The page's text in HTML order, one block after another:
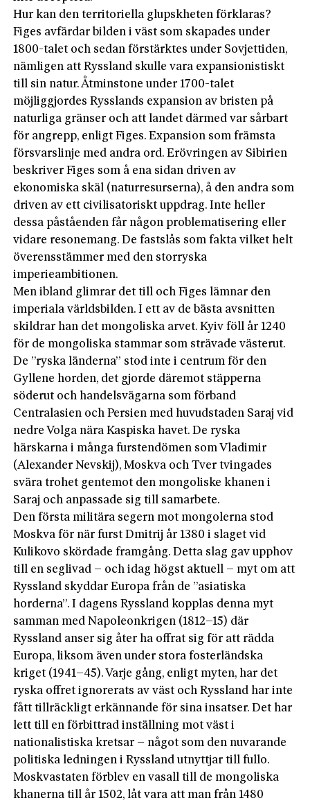
Hur kan den territoriella glupskheten förklaras?
Figes avfärdar bilden i väst som skapades under
1800-talet och sedan förstärktes under Sovjet­tiden,
nämligen att Ryssland skulle vara expansionistiskt
till sin natur. Åtminstone under 1700-talet
möjliggjordes Rysslands expansion av bristen på
naturliga gränser och att landet därmed var sårbart
för angrepp, enligt Figes. Expansio­n som främsta
försvarslinje med andra ord. Erövringen av Sibirien
beskriver Figes som å ena sidan driven av
ekonomiska skäl (naturresurserna), å den andra som
driven av ett civilisatoriskt uppdrag. Inte heller
dessa påståenden får någon problematisering eller
vidare resonemang. De fastslås som fakta vilket helt
överensstämmer med den storryska
imperieambitionen.
Men ibland glimrar det till och Figes lämnar den
imperiala världsbilden. I ett av de bästa avsnitten
skildrar han det mongoliska arvet. Kyiv föll år 1240
för de mongoliska stammar som strävade västerut.
De ”ryska länderna” stod inte i centrum för den
Gyllene horden, det gjorde däremot stäpperna
söderut och handelsvägarna som förband
Centralasien och Persien med huvudstaden Saraj vid
nedre Volga nära Kaspiska havet. De ryska
härskarna i många furstendömen som Vladimir
(Alexander Nevskij), Moskva och Tver tvingades
svära trohet gentemot den mongoliske khanen i
Saraj och anpassade sig till samarbete.
Den första militära segern mot mon­golerna stod
Moskva för när furst Dmitrij år 1380 i slaget vid
Kulikovo skördade framgång. Detta slag gav upphov
till en seglivad – och idag högst aktuell – myt om att
Ryssland skyddar Europa från de ”asiatiska
horderna”. I dagens Ryssland kopplas denna myt
samman med Napoleonkrigen (1812–15) där
Ryssland anser sig åter ha offrat sig för att rädda
Europa, liksom även under stora fosterländs­ka
kriget (1941–45). Varje gång, enligt myten, har det
ryska offret ignorerats av väst och Ryssland har inte
fått tillräckligt erkännande för sina insatser. Det har
lett till en förbittrad inställning mot väst i
nationalistiska kretsar – något som den nuvarande
politiska ledningen i Ryssland utnyttjar till fullo.
Moskvastaten förblev en vasall till de mongoliska
khanerna till år 1502, låt vara att man från 1480